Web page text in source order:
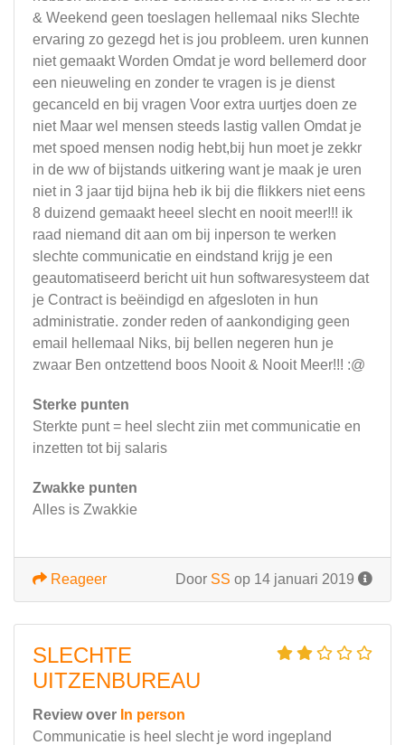
& Weekend geen toeslagen hellemaal niks Slechte
ervaring zo gezegd het is jou probleem. uren kunnen
niet gemaakt Worden Omdat je word bellemerd door
een nieuweling en zonder te vragen is je dienst
gecanceld en bij vragen Voor extra uurtjes doen ze
niet Maar wel mensen steeds lastig vallen Omdat je
met spoed mensen nodig hebt,bij hun moet je zekkr
in de ww of bijstands uitkering want je maak je uren
niet in 3 jaar tijd bijna heb ik bij die flikkers niet eens
8 duizend gemaakt heeel slecht en nooit meer!!! ik
raad niemand dit aan om bij inperson te werken
slechte communicatie en eindstand krijg je een
geautomatiseerd bericht uit hun softwaresysteem dat
je Contract is beëindigd en afgesloten in hun
administratie. zonder reden of aankondiging geen
email hellemaal Niks, bij bellen negeren hun je
zwaar Ben ontzettend boos Nooit & Nooit Meer!!! :@
Sterke punten
Sterkte punt = heel slecht ziin met communicatie en
inzetten tot bij salaris
Zwakke punten
Alles is Zwakkie
Door SS op 14 januari 2019
Reageer
SLECHTE
UITZENBUREAU
Review over In person
Communicatie is heel slecht je word ingepland